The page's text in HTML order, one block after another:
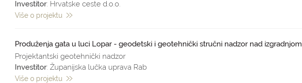
Investitor: Hrvatske ceste d.o.o.
Više o projektu
Produženja gata u luci Lopar - geodetski i geotehnički stručni nadzor nad izgradnjom
Projektantski geotehnički nadzor
Investitor: Županijska lučka uprava Rab
Više o projektu